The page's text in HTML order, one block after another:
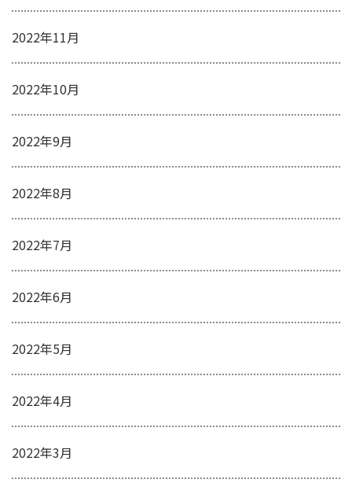
2022年11月
2022年10月
2022年9月
2022年8月
2022年7月
2022年6月
2022年5月
2022年4月
2022年3月